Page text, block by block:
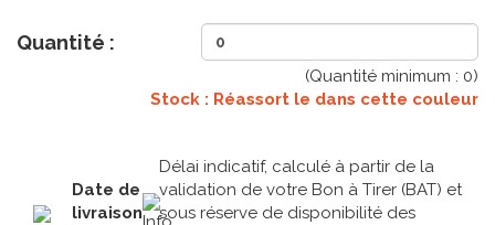
Quantité :
(Quantité minimum : 0)
Stock : Réassort le dans cette couleur
Date de
livraison
Délai indicatif, calculé à partir de la
validation de votre Bon à Tirer (BAT) et
sous réserve de disponibilité des